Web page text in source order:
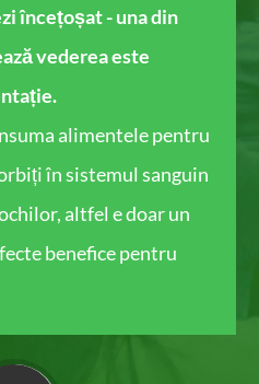
încețoșat - una din
vederea este
alimentele pentru
în sistemul sanguin
altfel e doar un
benefice pentru